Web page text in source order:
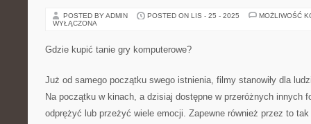
POSTED BY ADMIN POSTED ON LIS - 25 - 2025
MOŻLIWOŚĆ
WYŁĄCZONA
Gdzie kupić tanie gry komputerowe?
Już od samego początku swego istnienia, filmy stanowiły dla
Na początku w kinach, a dzisiaj dostępne w przeróżnych innych
odprężyć lub przeżyć wiele emocji. Zapewne również przez to